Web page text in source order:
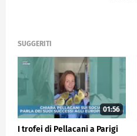
SUGGERITI
01:56
I trofei di Pellacani a Parigi